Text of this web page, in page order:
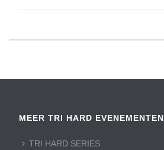
MEER TRI HARD EVENEMENTEN
TRI HARD SERIES